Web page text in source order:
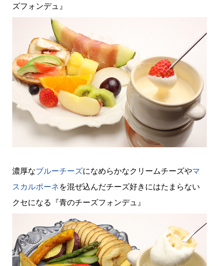
ズフォンデュ』
濃厚なブルーチーズになめらかなクリームチーズやマ
スカルポーネを混ぜ込んだチーズ好きにはたまらない
クセになる『青のチーズフォンデュ』